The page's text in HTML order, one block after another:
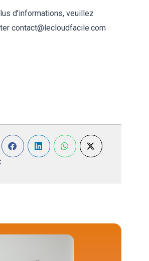
d’informations, veuillez
contact@lecloudfacile.com